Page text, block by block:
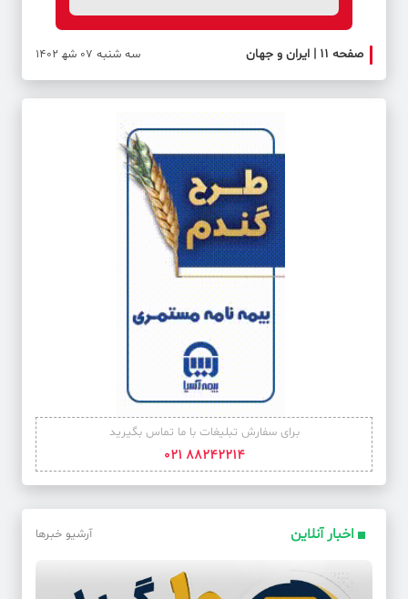
صفحه ۱۱ | ایران و جهان سه شنبه 07 شه‍ 1402
برای سفارش تبلیغات با ما تماس بگیرید
88242214 021
اخبار آنلاین آرشیو خبرها